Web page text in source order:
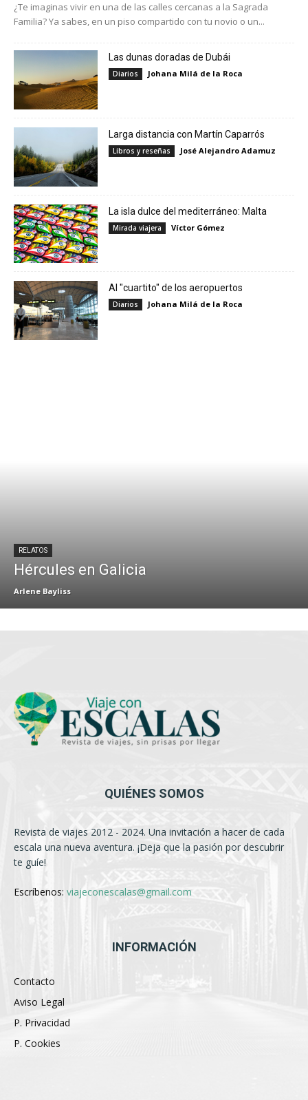
¿Te imaginas vivir en una de las calles cercanas a la Sagrada
Familia? Ya sabes, en un piso compartido con tu novio o un...
Las dunas doradas de Dubái
Diarios Johana Milá de la Roca
Larga distancia con Martín Caparrós
Libros y reseñas José Alejandro Adamuz
La isla dulce del mediterráneo: Malta
Mirada viajera Víctor Gómez
Al "cuartito" de los aeropuertos
Diarios Johana Milá de la Roca
RELATOS
Hércules en Galicia
Arlene Bayliss
QUIÉNES SOMOS
Revista de viajes 2012 - 2024. Una invitación a hacer de cada
escala una nueva aventura. ¡Deja que la pasión por descubrir
te guíe!
Escríbenos: viajeconescalas@gmail.com
INFORMACIÓN
Contacto
Aviso Legal
P. Privacidad
P. Cookies